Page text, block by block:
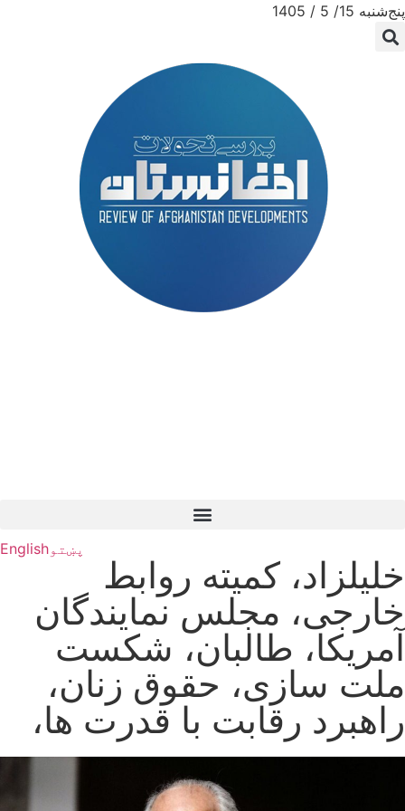
پنج‌شنبه 15/ 5 / 1405
پښتوEnglish
خلیلزاد، کمیته روابط
خارجی، مجلس نمایندگان
آمریکا، طالبان، شکست
ملت سازی، حقوق زنان،
راهبرد رقابت با قدرت ها،